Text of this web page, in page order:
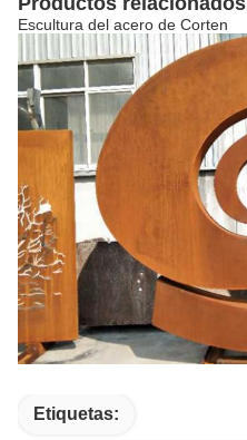
Escultura del acero de Corten
Etiquetas: